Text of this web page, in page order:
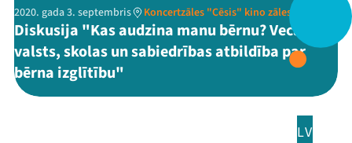
2020. gada 3. septembris Koncertzāles "Cēsis" kino zāles studija
Diskusija "Kas audzina manu bērnu? Vecāku,
valsts, skolas un sabiedrības atbildība par
bērna izglītību"
LV